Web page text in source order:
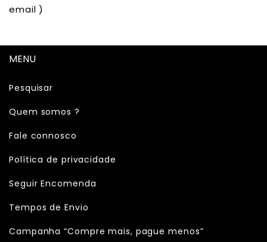
email )
MENU
Pesquisar
Quem somos ?
Fale connosco
Política de privacidade
Seguir Encomenda
Tempos de Envio
Campanha “Compre mais, pague menos”